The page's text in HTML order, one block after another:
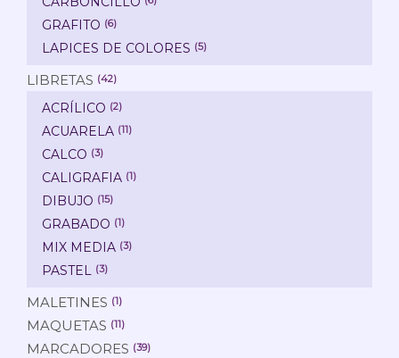
GRAFITO (6)
LAPICES DE COLORES (5)
LIBRETAS (42)
ACRÍLICO (2)
ACUARELA (11)
CALCO (3)
CALIGRAFIA (1)
DIBUJO (15)
GRABADO (1)
MIX MEDIA (3)
PASTEL (3)
MALETINES (1)
MAQUETAS (11)
MARCADORES (39)